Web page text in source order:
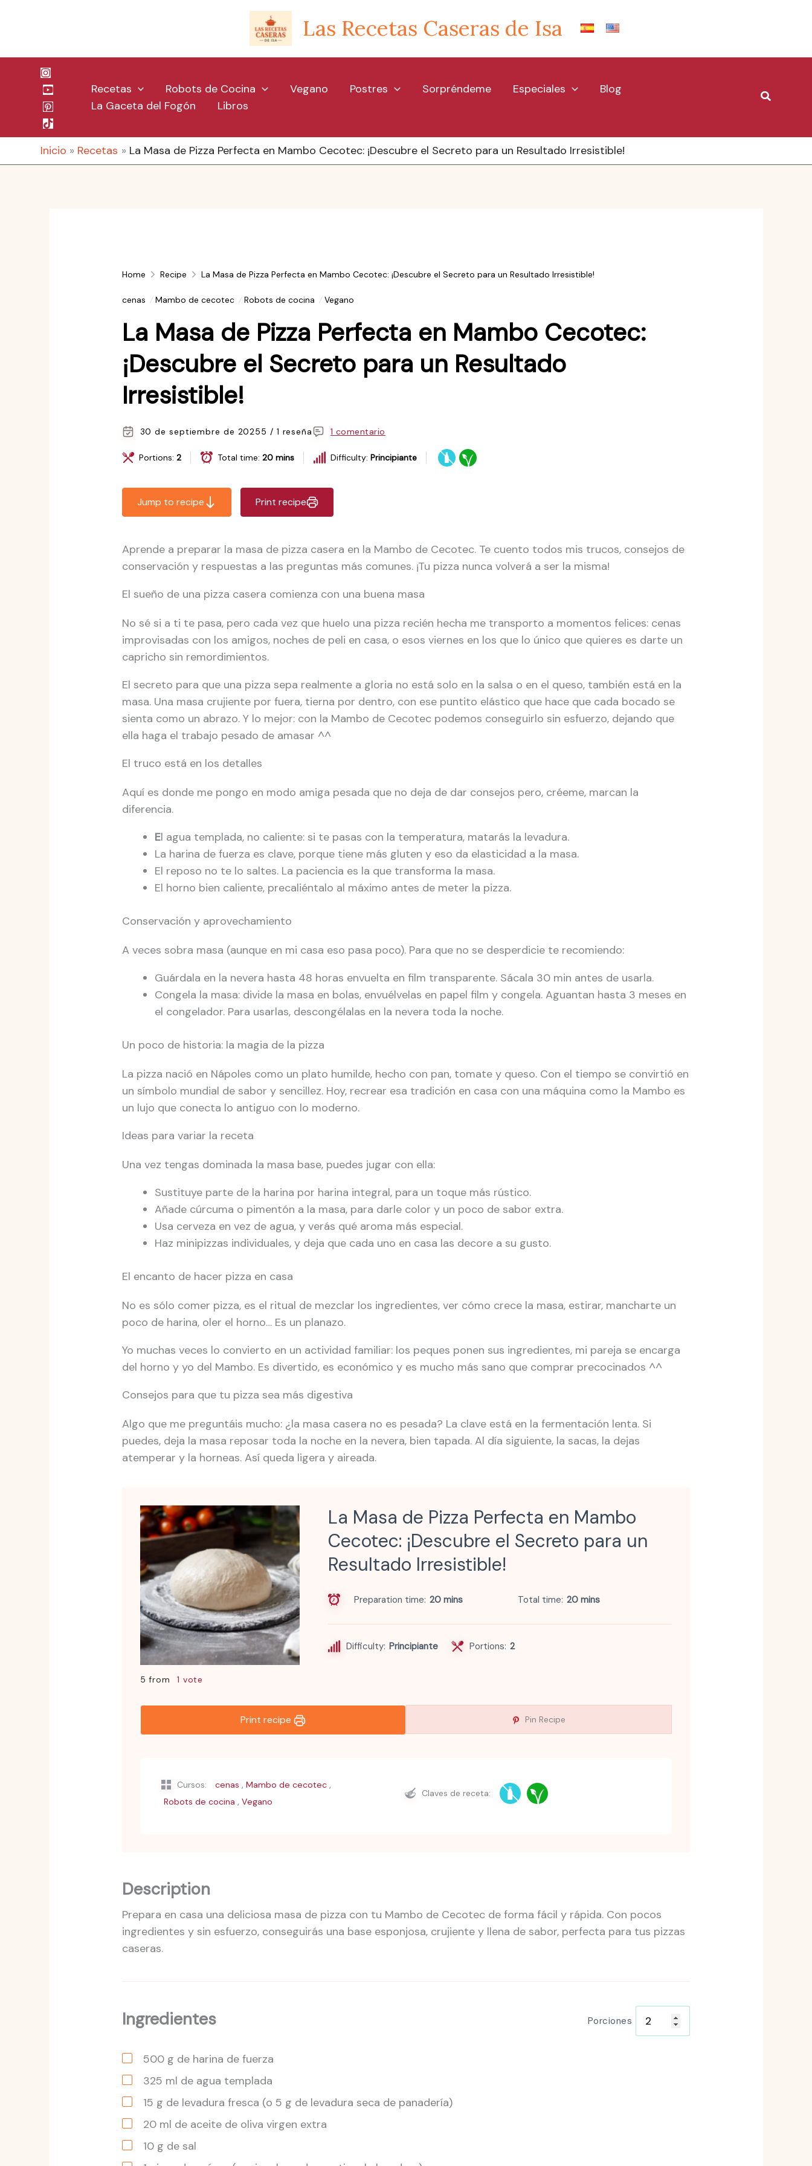
Las Recetas Caseras de Isa
Recetas Robots de Cocina Vegano Postres Sorpréndeme Especiales
Blog
La Gaceta del Fogón
Libros
Buscar
Inicio Recetas La Masa de Pizza Perfecta en Mambo Cecotec: ¡Descubre el Secreto para un Resultado Irresistible!
Home Recipe La Masa de Pizza Perfecta en Mambo Cecotec: ¡Descubre el Secreto para un Resultado Irresistible!
cenas Mambo de cecotec Robots de cocina Vegano
La Masa de Pizza Perfecta en Mambo Cecotec:
¡Descubre el Secreto para un Resultado
Irresistible!
30 de septiembre de 20255 / 1 reseña 1 comentario
Portions: 2 Total time: 20 mins Difficulty: Principiante
Jump to recipe Print recipe
Aprende a preparar la masa de pizza casera en la Mambo de Cecotec. Te cuento todos mis trucos, consejos de
conservación y respuestas a las preguntas más comunes. ¡Tu pizza nunca volverá a ser la misma!
El sueño de una pizza casera comienza con una buena masa
No sé si a ti te pasa, pero cada vez que huelo una pizza recién hecha me transporto a momentos felices: cenas
improvisadas con los amigos, noches de peli en casa, o esos viernes en los que lo único que quieres es darte un
capricho sin remordimientos.
El secreto para que una pizza sepa realmente a gloria no está solo en la salsa o en el queso, también está en la
masa. Una masa crujiente por fuera, tierna por dentro, con ese puntito elástico que hace que cada bocado se
sienta como un abrazo. Y lo mejor: con la Mambo de Cecotec podemos conseguirlo sin esfuerzo, dejando que
ella haga el trabajo pesado de amasar ^^
El truco está en los detalles
Aquí es donde me pongo en modo amiga pesada que no deja de dar consejos pero, créeme, marcan la
diferencia.
El agua templada, no caliente: si te pasas con la temperatura, matarás la levadura.
La harina de fuerza es clave, porque tiene más gluten y eso da elasticidad a la masa.
El reposo no te lo saltes. La paciencia es la que transforma la masa.
El horno bien caliente, precaliéntalo al máximo antes de meter la pizza.
Conservación y aprovechamiento
A veces sobra masa (aunque en mi casa eso pasa poco). Para que no se desperdicie te recomiendo:
Guárdala en la nevera hasta 48 horas envuelta en film transparente. Sácala 30 min antes de usarla.
Congela la masa: divide la masa en bolas, envuélvelas en papel film y congela. Aguantan hasta 3 meses en
el congelador. Para usarlas, descongélalas en la nevera toda la noche.
Un poco de historia: la magia de la pizza
La pizza nació en Nápoles como un plato humilde, hecho con pan, tomate y queso. Con el tiempo se convirtió en
un símbolo mundial de sabor y sencillez. Hoy, recrear esa tradición en casa con una máquina como la Mambo es
un lujo que conecta lo antiguo con lo moderno.
Ideas para variar la receta
Una vez tengas dominada la masa base, puedes jugar con ella:
Sustituye parte de la harina por harina integral, para un toque más rústico.
Añade cúrcuma o pimentón a la masa, para darle color y un poco de sabor extra.
Usa cerveza en vez de agua, y verás qué aroma más especial.
Haz minipizzas individuales, y deja que cada uno en casa las decore a su gusto.
El encanto de hacer pizza en casa
No es sólo comer pizza, es el ritual de mezclar los ingredientes, ver cómo crece la masa, estirar, mancharte un
poco de harina, oler el horno… Es un planazo.
Yo muchas veces lo convierto en un actividad familiar: los peques ponen sus ingredientes, mi pareja se encarga
del horno y yo del Mambo. Es divertido, es económico y es mucho más sano que comprar precocinados ^^
Consejos para que tu pizza sea más digestiva
Algo que me preguntáis mucho: ¿la masa casera no es pesada? La clave está en la fermentación lenta. Si
puedes, deja la masa reposar toda la noche en la nevera, bien tapada. Al día siguiente, la sacas, la dejas
atemperar y la horneas. Así queda ligera y aireada.
5 from 1 vote
La Masa de Pizza Perfecta en Mambo
Cecotec: ¡Descubre el Secreto para un
Resultado Irresistible!
Preparation time 20 mins Total time 20 mins
Difficulty: Principiante Portions: 2
Print recipe Pin Recipe
Cursos: cenas , Mambo de cecotec ,
Robots de cocina , Vegano
Claves de receta:
Description
Prepara en casa una deliciosa masa de pizza con tu Mambo de Cecotec de forma fácil y rápida. Con pocos
ingredientes y sin esfuerzo, conseguirás una base esponjosa, crujiente y llena de sabor, perfecta para tus pizzas
caseras.
Ingredientes Porciones
500 g de harina de fuerza
325 ml de agua templada
15 g de levadura fresca (o 5 g de levadura seca de panadería)
20 ml de aceite de oliva virgen extra
10 g de sal